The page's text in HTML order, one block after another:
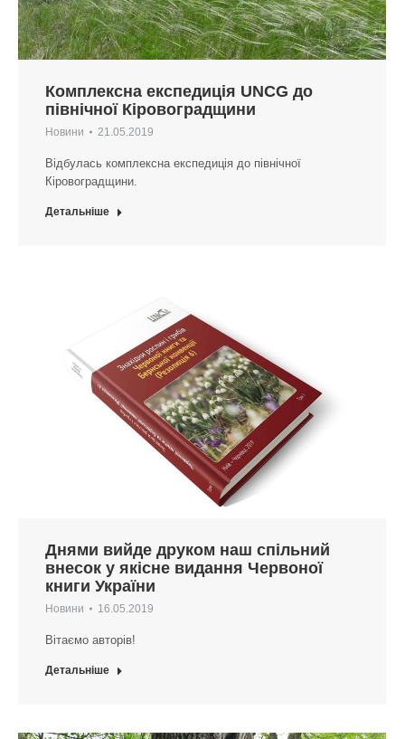
Комплексна експедиція UNCG до
північної Кіровоградщини
Новини 21.05.2019
Відбулась комплексна експедиція до північної
Кіровоградщини.
Детальніше
Днями вийде друком наш спільний
внесок у якісне видання Червоної
книги України
Новини 16.05.2019
Вітаємо авторів!
Детальніше